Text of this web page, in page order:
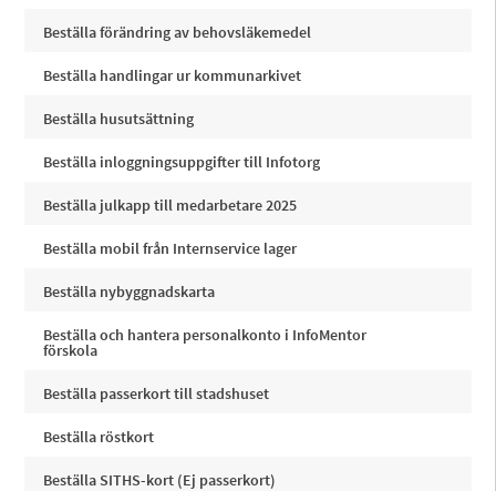
Beställa förändring av behovsläkemedel
Beställa handlingar ur kommunarkivet
Beställa husutsättning
Beställa inloggningsuppgifter till Infotorg
Beställa julkapp till medarbetare 2025
Beställa mobil från Internservice lager
Beställa nybyggnadskarta
Beställa och hantera personalkonto i InfoMentor
förskola
Beställa passerkort till stadshuset
Beställa röstkort
Beställa SITHS-kort (Ej passerkort)